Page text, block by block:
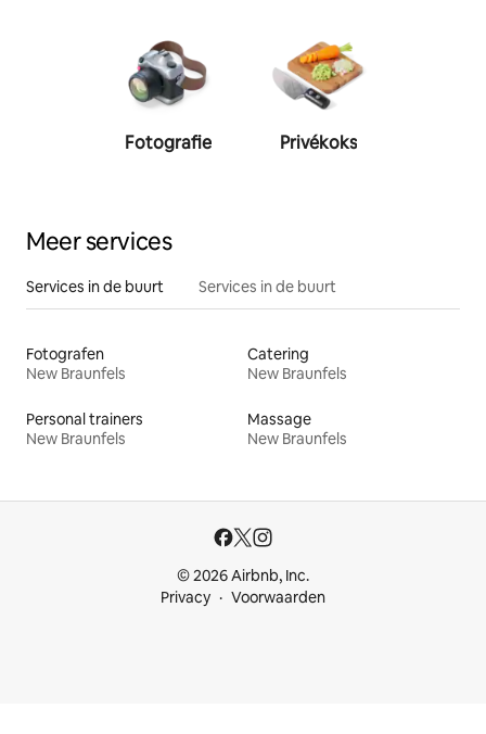
Fotografie Privékoks
Meer services
Services in de buurt Services in de buurt
Fotografen
New Braunfels
Catering
New Braunfels
Personal trainers
New Braunfels
Massage
New Braunfels
© 2026 Airbnb, Inc.
Privacy
Voorwaarden